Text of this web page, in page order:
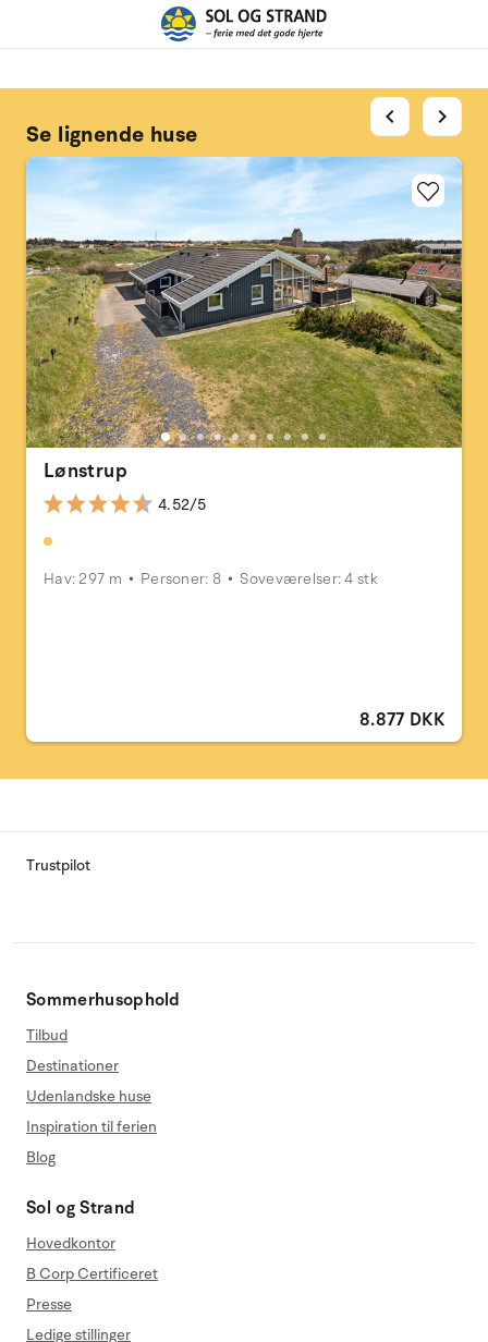
Se lignende huse
Lønstrup
4.52/5
Hav: 297 m Personer: 8 Soveværelser: 4 stk
8.877 DKK
chevron_left chevron_right
Trustpilot
Sommerhusophold
Tilbud
Destinationer
Udenlandske huse
Inspiration til ferien
Blog
Sol og Strand
Hovedkontor
B Corp Certificeret
Presse
Ledige stillinger